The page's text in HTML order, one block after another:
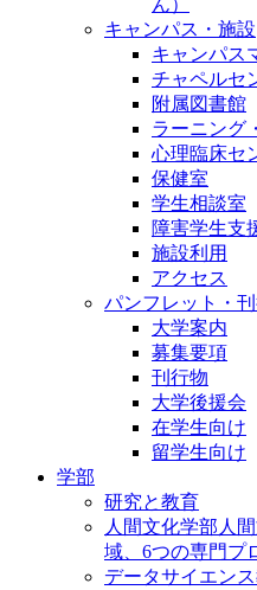
ん）
キャンパス・施設
キャンパス
チャペルセ
附属図書館
ラーニング
心理臨床セ
保健室
学生相談室
障害学生支
施設利用
アクセス
パンフレット・
大学案内
募集要項
刊行物
大学後援会
在学生向け
留学生向け
学部
研究と教育
人間文化学部人
域、6つの専門プ
データサイエン